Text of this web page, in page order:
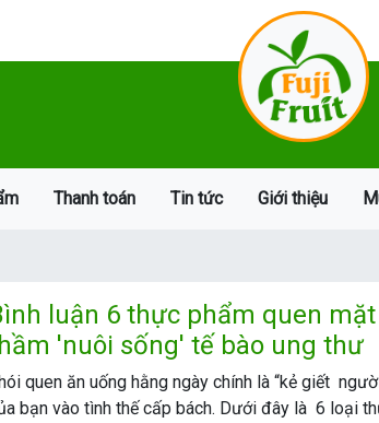
Thanh toán Tin tức Giới thiệu
luận 6 thực phẩm quen
'nuôi sống' tế bào ung thư
quen ăn uống hằng ngày chính là “kẻ giết
bạn vào tình thế cấp bách. Dưới đây là 6 loại